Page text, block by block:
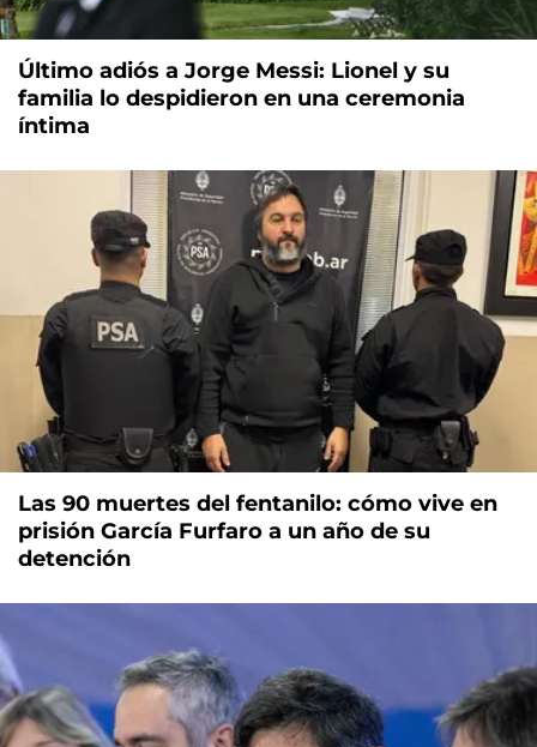
Último adiós a Jorge Messi: Lionel y su
familia lo despidieron en una ceremonia
íntima
Las 90 muertes del fentanilo: cómo vive en
prisión García Furfaro a un año de su
detención